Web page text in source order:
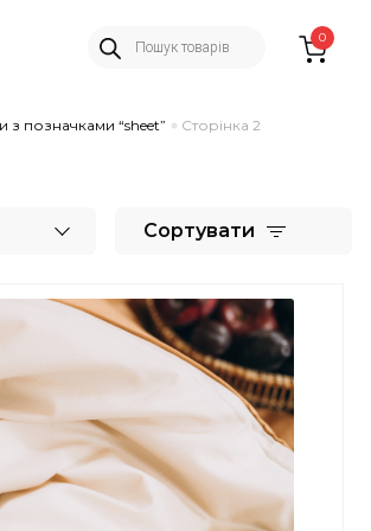
Пошук
товарів
0
з позначками “sheet” Сторінка 2
Сортувати
Цей
товар
має
варіантів.
Параметри
можна